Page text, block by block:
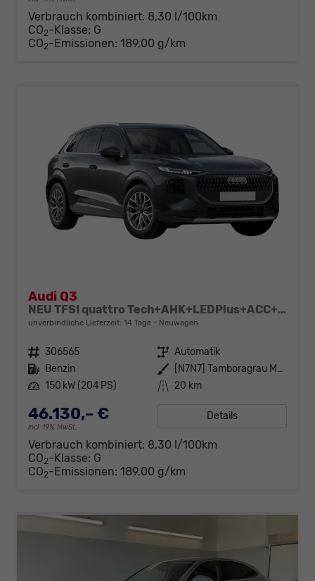
Verbrauch kombiniert: 8,30 l/100km
CO2-Klasse: G
CO2-Emissionen: 189,00 g/km
Audi Q3
NEU TFSI quattro Tech+AHK+LEDPlus+ACC+Kamera+Alu18+Volllack
unverbindliche Lieferzeit: 14 Tage Neuwagen
Fahrzeugnr. 306565 Getriebe Automatik
Kraftstoff Benzin Außenfarbe
[N7N7] Tamboragrau Metallic
Leistung 150 kW (204 PS) Kilometerstand 20 km
46.130,– €
incl. 19% MwSt.
Details
Verbrauch kombiniert: 8,30 l/100km
CO2-Klasse: G
CO2-Emissionen: 189,00 g/km